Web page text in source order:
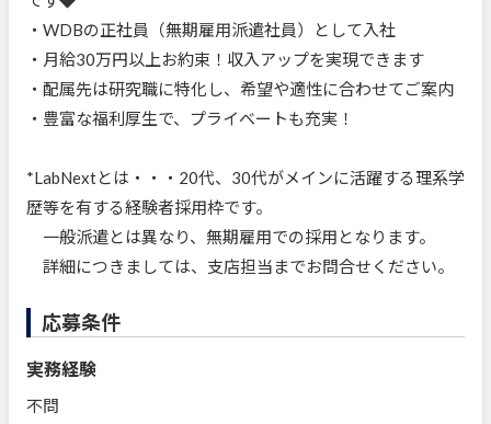
・WDBの正社員（無期雇用派遣社員）として入社
・月給30万円以上お約束！収入アップを実現できます
・配属先は研究職に特化し、希望や適性に合わせてご案内
・豊富な福利厚生で、プライベートも充実！
*LabNextとは・・・20代、30代がメインに活躍する理系学
歴等を有する経験者採用枠です。
一般派遣とは異なり、無期雇用での採用となります。
詳細につきましては、支店担当までお問合せください。
応募条件
実務経験
不問